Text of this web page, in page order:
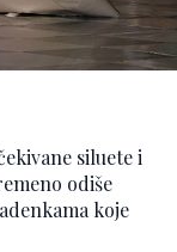
siluete i
odiše
koje